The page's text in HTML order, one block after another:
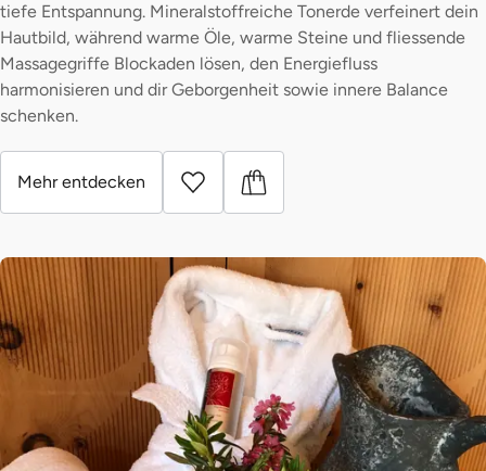
tiefe Entspannung. Mineralstoffreiche Tonerde verfeinert dein
Hautbild, während warme Öle, warme Steine und fliessende
Massagegriffe Blockaden lösen, den Energiefluss
harmonisieren und dir Geborgenheit sowie innere Balance
schenken.
Mehr entdecken